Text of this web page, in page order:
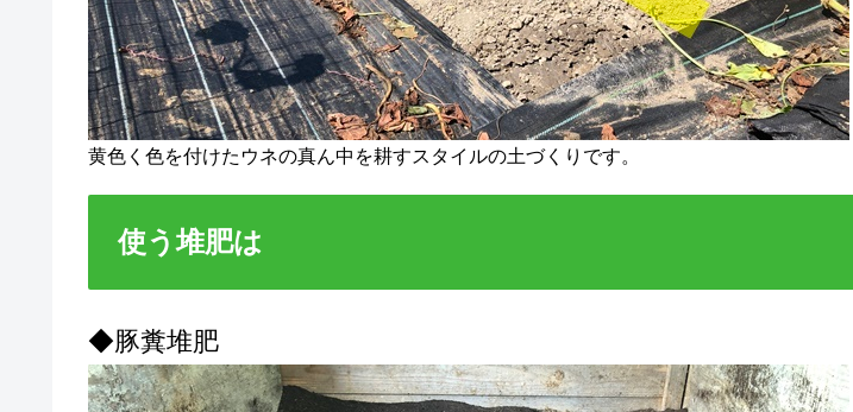
黄色く色を付けたウネの真ん中を耕すスタイルの土づくりです。
使う堆肥は
◆豚糞堆肥